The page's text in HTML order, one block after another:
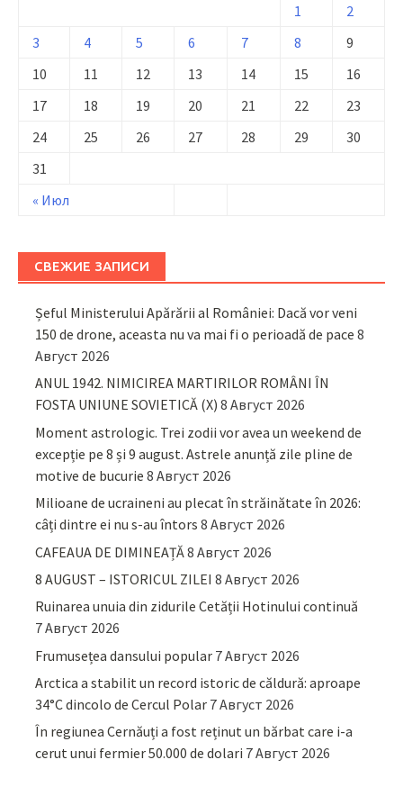
« Июл
1
2
3
4 5 6 7 8
9
10
11 12 13 14 15
16
17
18 19 20 21 22
23
24
25 26 27 28 29
30
31
СВЕЖИЕ ЗАПИСИ
Șeful Ministerului Apărării al României: Dacă vor veni
150 de drone, aceasta nu va mai fi o perioadă de pace 8
Август 2026
ANUL 1942. NIMICIREA MARTIRILOR ROMÂNI ÎN
FOSTA UNIUNE SOVIETICĂ (X) 8 Август 2026
Moment astrologic. Trei zodii vor avea un weekend de
excepție pe 8 și 9 august. Astrele anunță zile pline de
motive de bucurie 8 Август 2026
Milioane de ucraineni au plecat în străinătate în 2026:
câți dintre ei nu s-au întors 8 Август 2026
CAFEAUA DE DIMINEAȚĂ8 Август 2026
8 AUGUST – ISTORICUL ZILEI 8 Август 2026
Ruinarea unuia din zidurile Cetății Hotinului continuă
7 Август 2026
Frumusețea dansului popular 7 Август 2026
Arctica a stabilit un record istoric de căldură: aproape
34°C dincolo de Cercul Polar 7 Август 2026
În regiunea Cernăuți a fost reținut un bărbat care i-a
cerut unui fermier 50.000 de dolari 7 Август 2026